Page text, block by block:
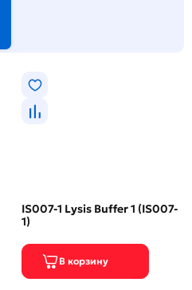
IS007-1 Lysis Buffer 1 (IS007-
1)